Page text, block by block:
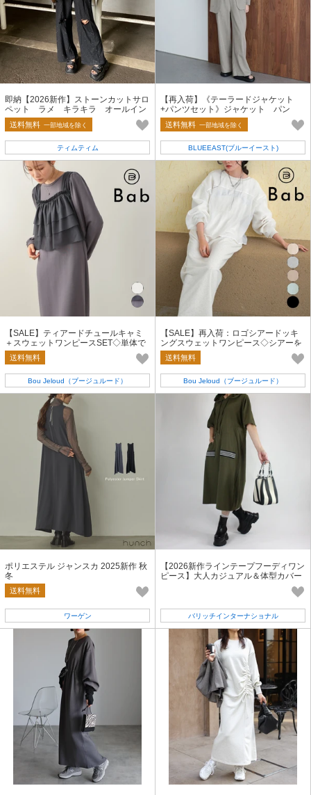
即納【2026新作】ストーンカットサロ
ペット ラメ キラキラ オールイン
ワン スウェット ダメージ加工
送料無料 一部地域を除く
ティムティム
【再入荷】《テーラードジャケット
+パンツセット》ジャケット パン
ツ セットアップ レディース
送料無料 一部地域を除く
BLUEEAST(ブルーイースト)
【SALE】ティアードチュールキャミ
＋スウェットワンピースSET◇単体で
も使用出来る 2026新作
送料無料
Bou Jeloud（ブージュルード）
【SALE】再入荷：ロゴシアードッキ
ングスウェットワンピース◇シアーを
レイヤードした人気のワンピース
送料無料
Bou Jeloud（ブージュルード）
ポリエステル ジャンスカ 2025新作 秋
冬
送料無料
ワーゲン
【2026新作ラインテープフーディワン
ピース】大人カジュアル＆体型カバー
バリッチインターナショナル